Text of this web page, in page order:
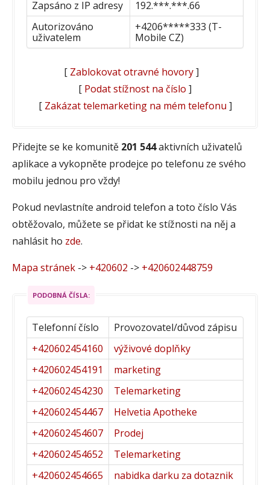
Zapsáno z IP adresy
192.***.***.66
Autorizováno
uživatelem
+4206*****333 (T-
Mobile CZ)
[ Zablokovat otravné hovory]
[ Podat stížnost na číslo ]
[ Zakázat telemarketing na mém telefonu ]
Přidejte se ke komunitě 201 544aktivních uživatelů
aplikace a vykopněte prodejce po telefonu ze svého
mobilu jednou pro vždy!
Pokud nevlastníte android telefon a toto číslo Vás
obtěžovalo, můžete se přidat ke stížnosti na něj a
nahlásit ho zde.
Mapa stránek -> +420602 -> +420602448759
PODOBNÁ ČÍSLA:
Telefonní číslo
Provozovatel/důvod zápisu
+420602454160
výživové doplňky
+420602454191
marketing
+420602454230
Telemarketing
+420602454467
Helvetia Apotheke
+420602454607
Prodej
+420602454652
Telemarketing
+420602454665
nabidka darku za dotaznik